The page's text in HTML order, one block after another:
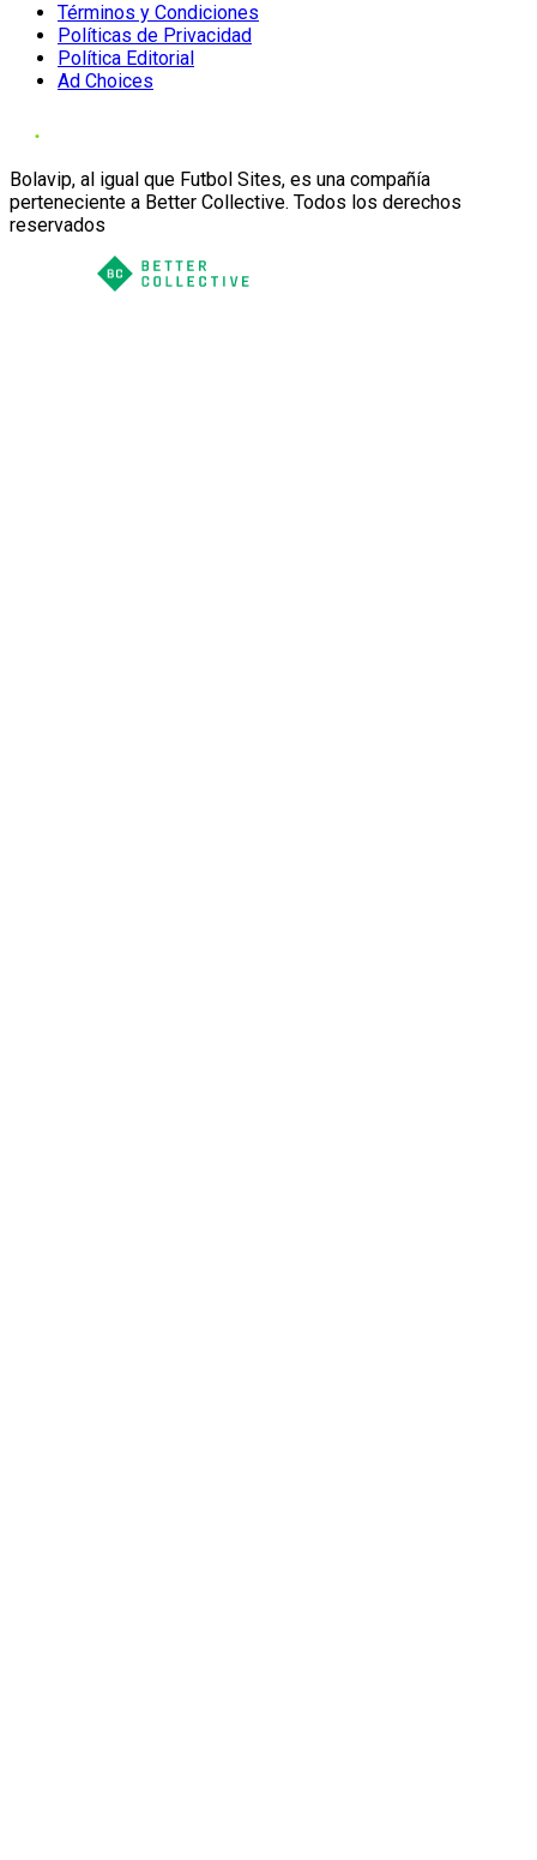
Términos y Condiciones
Políticas de Privacidad
Política Editorial
Ad Choices
Bolavip, al igual que Futbol Sites, es una compañía
perteneciente a Better Collective. Todos los derechos
reservados